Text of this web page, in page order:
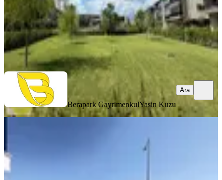
Berapark GayrimenkulYasin Kuzu
Berapark GayrimenkulYasin Kuzu
Ara
Karşısı 1+1 Asansörlü Arakat